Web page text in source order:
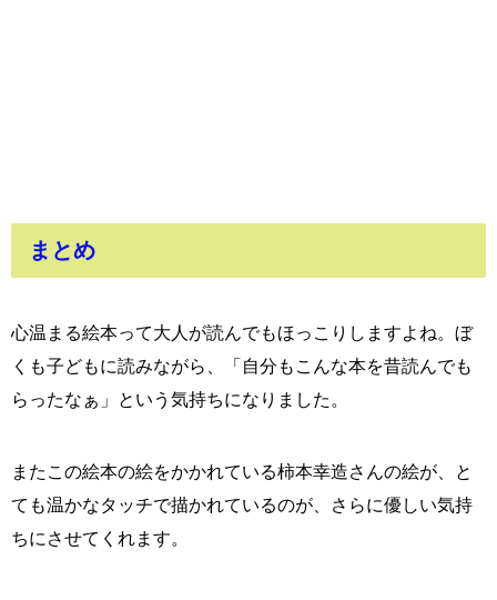
まとめ
心温まる絵本って大人が読んでもほっこりしますよね。ぼ
くも子どもに読みながら、「自分もこんな本を昔読んでも
らったなぁ」という気持ちになりました。
またこの絵本の絵をかかれている柿本幸造さんの絵が、と
ても温かなタッチで描かれているのが、さらに優しい気持
ちにさせてくれます。